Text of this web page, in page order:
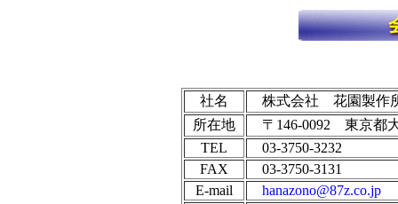
社名
株式会社 花園製作
所在地
〒146-0092 東京都
TEL
03-3750-3232
FAX
03-3750-3131
E-mail
hanazono@87z.co.jp